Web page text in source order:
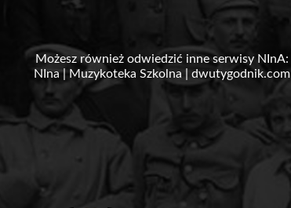
Możesz również odwiedzić inne serwisy NInA:
NIna| Muzykoteka Szkolna dwutygodnik.com